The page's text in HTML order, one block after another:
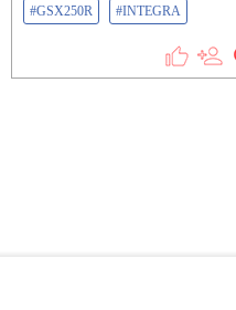
#GSX250R #INTEGRA